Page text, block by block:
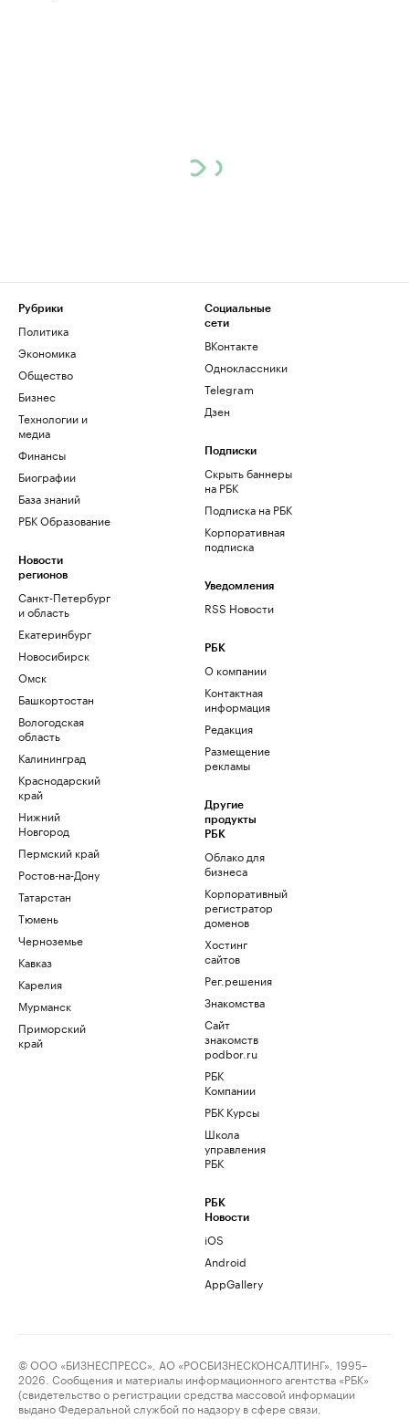
Рубрики
Политика
Экономика
Общество
Бизнес
Технологии и
медиа
Финансы
Биографии
База знаний
РБК Образование
Новости
регионов
Санкт-Петербург
и область
Екатеринбург
Новосибирск
Омск
Башкортостан
Вологодская
область
Калининград
Краснодарский
край
Нижний
Новгород
Пермский край
Ростов-на-Дону
Татарстан
Тюмень
Черноземье
Кавказ
Карелия
Мурманск
Приморский
край
Социальные
сети
ВКонтакте
Одноклассники
Telegram
Дзен
Подписки
Скрыть баннеры
на РБК
Подписка на РБК
Корпоративная
подписка
Уведомления
RSS Новости
РБК
О компании
Контактная
информация
Редакция
Размещение
рекламы
Другие
продукты
РБК
Облако для
бизнеса
Корпоративный
регистратор
доменов
Хостинг
сайтов
Рег.решения
Знакомства
Сайт
знакомств
podbor.ru
РБК
Компании
РБК Курсы
Школа
управления
РБК
РБК
Новости
iOS
Android
AppGallery
© ООО «БИЗНЕСПРЕСС», АО «РОСБИЗНЕСКОНСАЛТИНГ», 1995–
2026. Сообщения и материалы информационного агентства «РБК»
(свидетельство о регистрации средства массовой информации
выдано Федеральной службой по надзору в сфере связи,